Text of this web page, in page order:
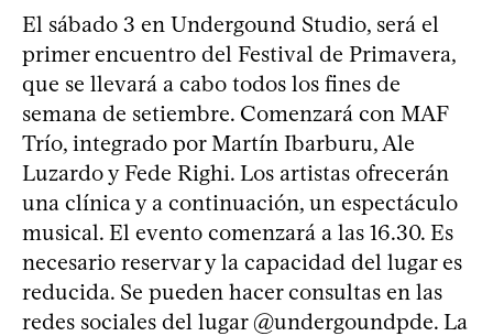
El sábado 3 en Undergound Studio, será el
primer encuentro del Festival de Primavera,
que se llevará a cabo todos los fines de
semana de setiembre. Comenzará con MAF
Trío, integrado por Martín Ibarburu, Ale
Luzardo y Fede Righi. Los artistas ofrecerán
una clínica y a continuación, un espectáculo
musical. El evento comenzará a las 16.30. Es
necesario reservar y la capacidad del lugar es
reducida. Se pueden hacer consultas en las
redes sociales del lugar @undergoundpde. La